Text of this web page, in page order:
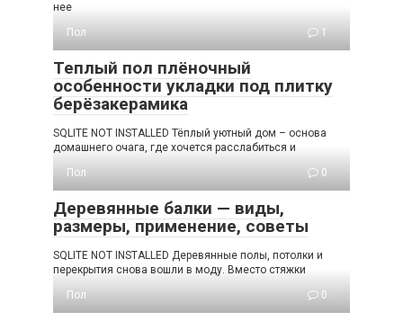
нее
Пол
1
Теплый пол плёночный
особенности укладки под плитку
берёзакерамика
SQLITE NOT INSTALLED Тёплый уютный дом – основа
домашнего очага, где хочется расслабиться и
Пол
0
Деревянные балки — виды,
размеры, применение, советы
SQLITE NOT INSTALLED Деревянные полы, потолки и
перекрытия снова вошли в моду. Вместо стяжки
Пол
0